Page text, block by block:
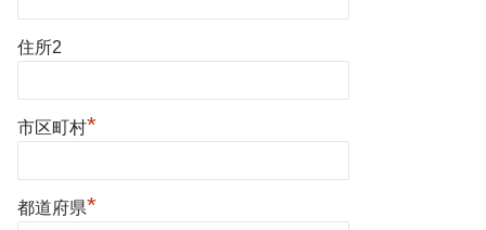
住所2
市区町村*
都道府県*